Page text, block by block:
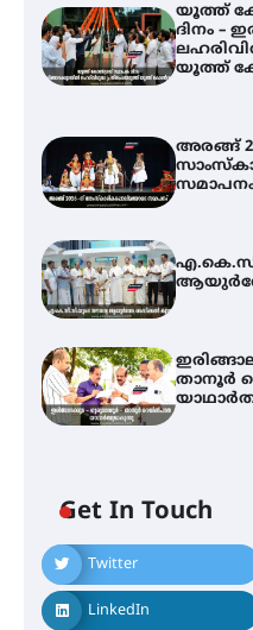
യൂത്ത്
ദിനം –
യൂത്ത്
അരങ്ങ്
താനൂർ
Get In Touch
Twitter
LinkedIn
അരങ്ങ്